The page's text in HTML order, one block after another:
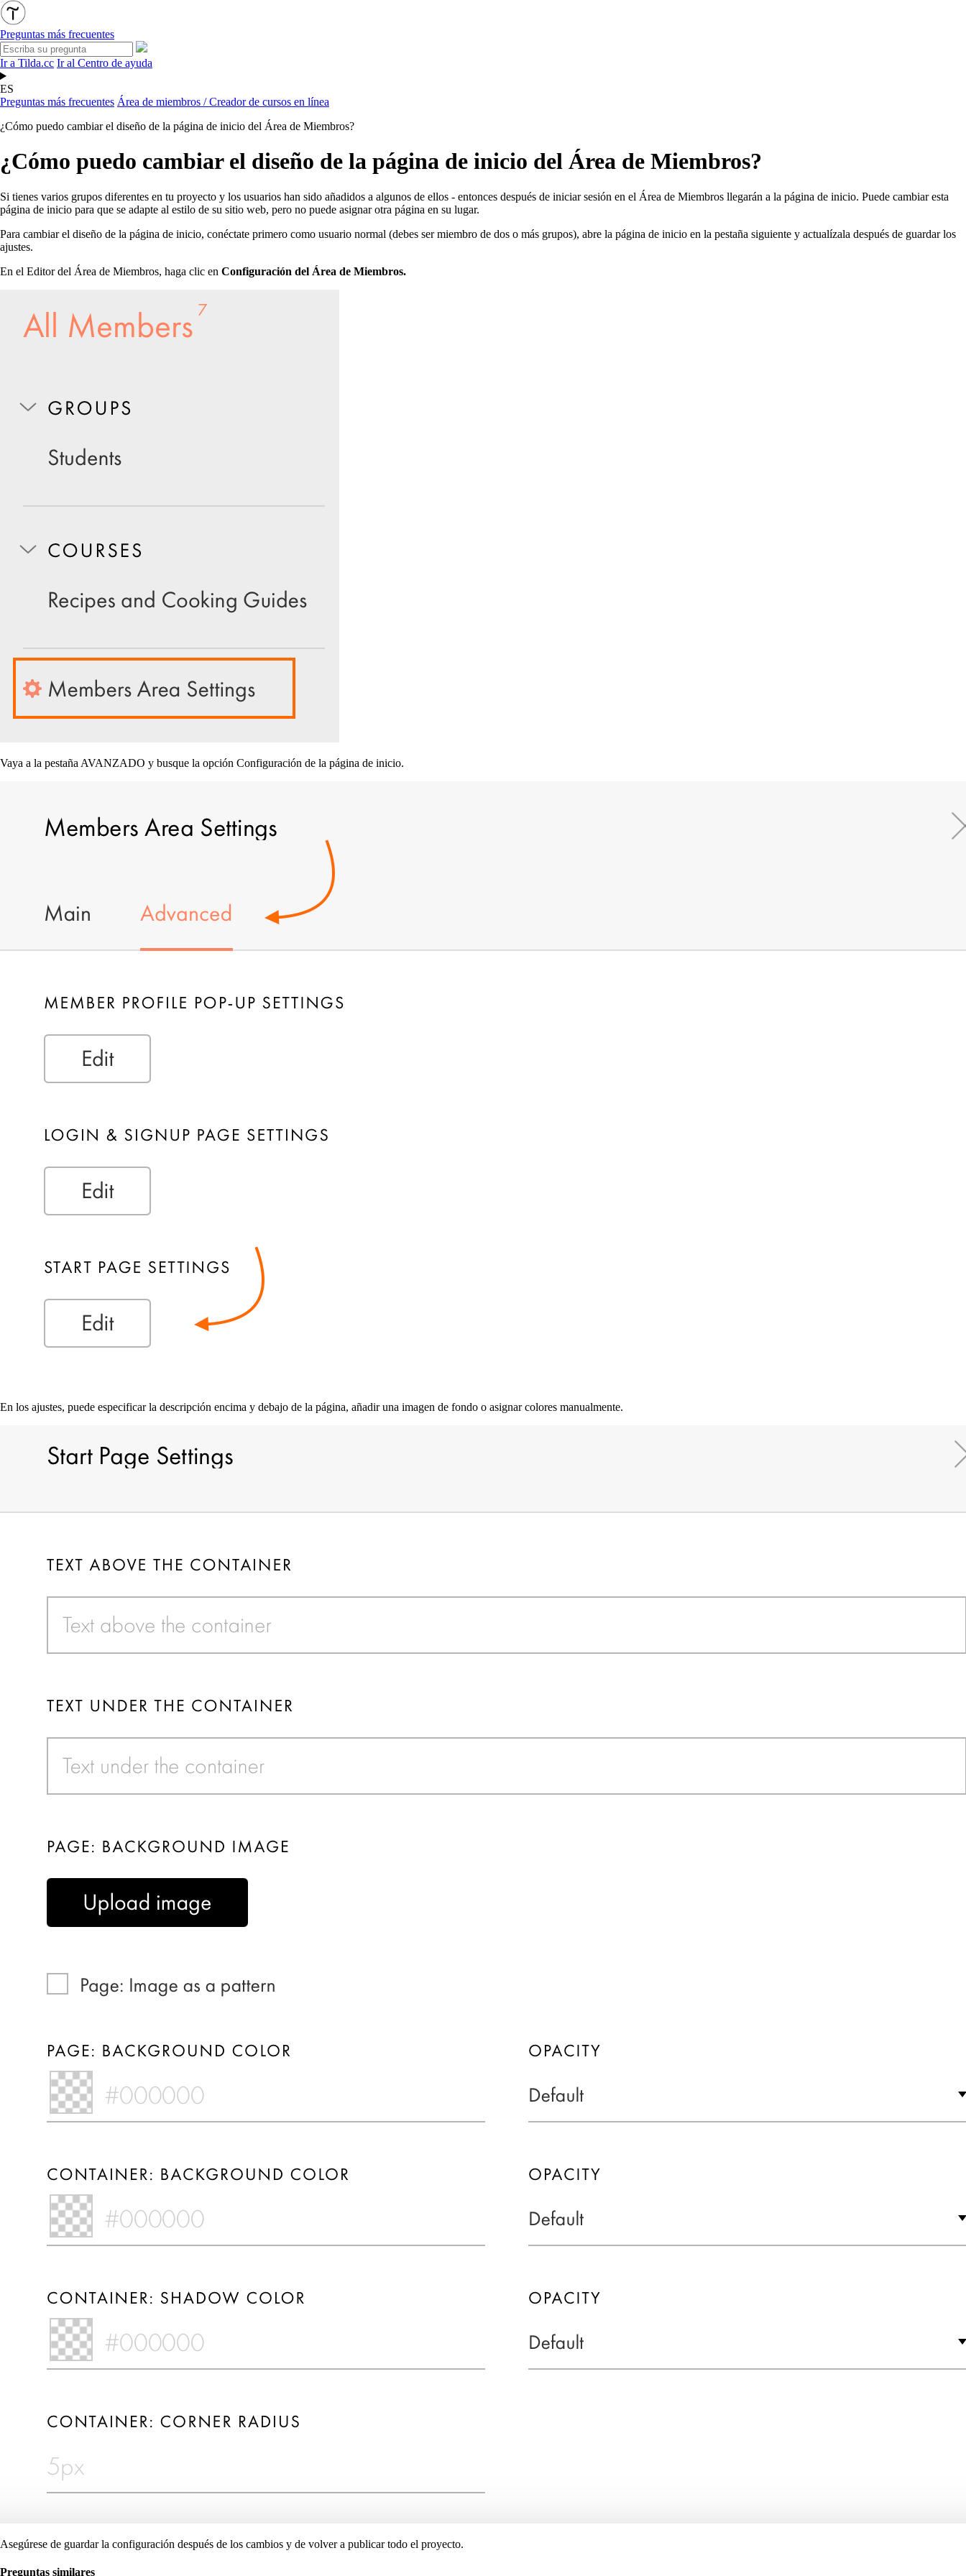
Preguntas más frecuentes
Ir a Tilda.cc Ir al Centro de ayuda
ES
Preguntas más frecuentes Área de miembros / Creador de cursos en línea
¿Cómo puedo cambiar el diseño de la página de inicio del Área de Miembros?
¿Cómo puedo cambiar el diseño de la página de inicio del Área de Miembros?
Si tienes varios grupos diferentes en tu proyecto y los usuarios han sido añadidos a algunos de ellos - entonces después de iniciar sesión en el Área de Miembros llegarán a la página de inicio. Puede cambiar esta
página de inicio para que se adapte al estilo de su sitio web, pero no puede asignar otra página en su lugar.
Para cambiar el diseño de la página de inicio, conéctate primero como usuario normal (debes ser miembro de dos o más grupos), abre la página de inicio en la pestaña siguiente y actualízala después de guardar los
ajustes.
En el Editor del Área de Miembros, haga clic en Configuración del Área de Miembros.
Vaya a la pestaña AVANZADO y busque la opción Configuración de la página de inicio.
En los ajustes, puede especificar la descripción encima y debajo de la página, añadir una imagen de fondo o asignar colores manualmente.
Asegúrese de guardar la configuración después de los cambios y de volver a publicar todo el proyecto.
Preguntas similares